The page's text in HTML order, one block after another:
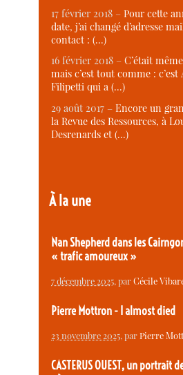
17 février 2018 –Pour cette
date, j’ai changé d’adresse
contact : (…)
16 février 2018 –C’était
mais c’est tout comme : c’est
Filipetti qui a (…)
29 août 2017 –Encore un
la Revue des Ressources, à
Desrenards et (…)
À la une
Nan Shepherd dans les
« trafic amoureux »
7 décembre 2025, parCécile
Pierre Mottron - I almost died
23 novembre 2025, parPierre
CASTERUS OUEST, un portrait